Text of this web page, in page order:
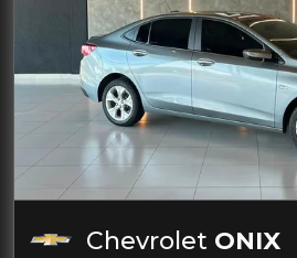
Chevrolet ONIX